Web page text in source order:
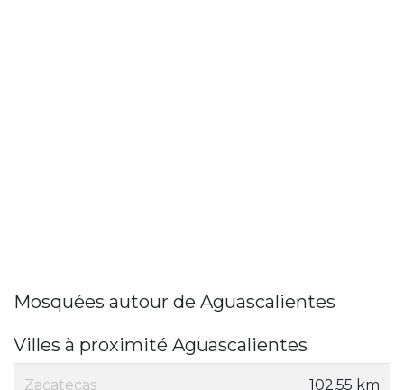
Mosquées autour de Aguascalientes
Villes à proximité Aguascalientes
Zacatecas 102,55 km